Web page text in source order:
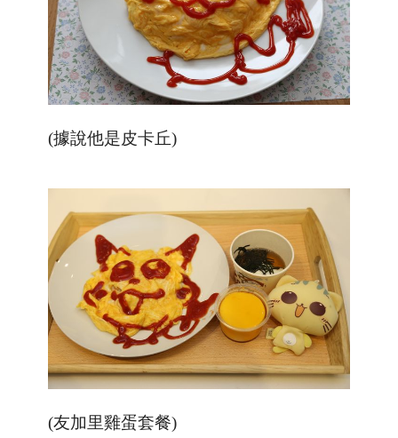
(據說他是皮卡丘)
(友加里雞蛋套餐)